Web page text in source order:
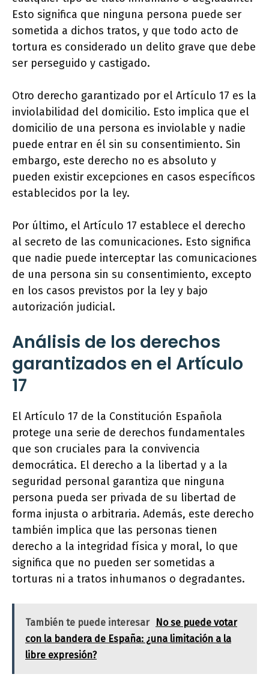
Esto significa que ninguna persona puede ser
sometida a dichos tratos, y que todo acto de
tortura es considerado un delito grave que debe
ser perseguido y castigado.
Otro derecho garantizado por el Artículo 17 es la
inviolabilidad del domicilio. Esto implica que el
domicilio de una persona es inviolable y nadie
puede entrar en él sin su consentimiento. Sin
embargo, este derecho no es absoluto y
pueden existir excepciones en casos específicos
establecidos por la ley.
Por último, el Artículo 17 establece el derecho
al secreto de las comunicaciones. Esto significa
que nadie puede interceptar las comunicaciones
de una persona sin su consentimiento, excepto
en los casos previstos por la ley y bajo
autorización judicial.
Análisis de los derechos
garantizados en el Artículo
17
El Artículo 17 de la Constitución Española
protege una serie de derechos fundamentales
que son cruciales para la convivencia
democrática. El derecho a la libertad y a la
seguridad personal garantiza que ninguna
persona pueda ser privada de su libertad de
forma injusta o arbitraria. Además, este derecho
también implica que las personas tienen
derecho a la integridad física y moral, lo que
significa que no pueden ser sometidas a
torturas ni a tratos inhumanos o degradantes.
También te puede interesar
No se puede votar
con la bandera de España: ¿una limitación a la
libre expresión?